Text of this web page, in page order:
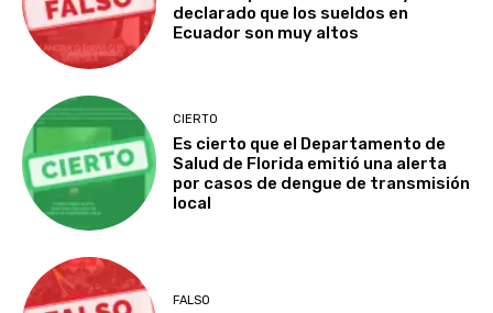
declarado que los sueldos en
Ecuador son muy altos
CIERTO
Es cierto que el Departamento de
Salud de Florida emitió una alerta
por casos de dengue de transmisión
local
FALSO